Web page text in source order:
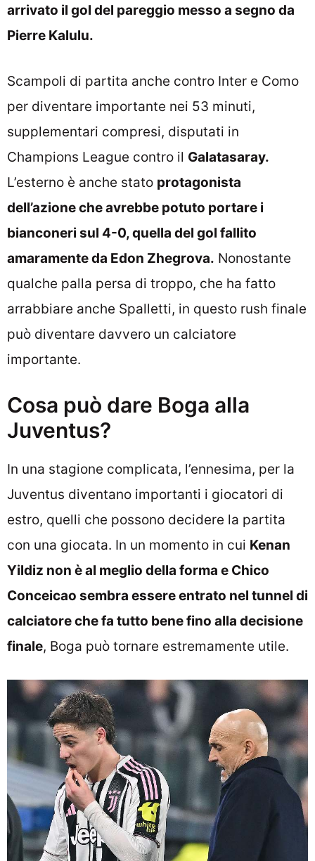
arrivato il gol del pareggio messo a segno da
Pierre Kalulu.
Scampoli di partita anche contro Inter e Como
per diventare importante nei 53 minuti,
supplementari compresi, disputati in
Champions League contro il Galatasaray.
L’esterno è anche stato protagonista
dell’azione che avrebbe potuto portare i
bianconeri sul 4-0, quella del gol fallito
amaramente da Edon Zhegrova. Nonostante
qualche palla persa di troppo, che ha fatto
arrabbiare anche Spalletti, in questo rush finale
può diventare davvero un calciatore
importante.
Cosa può dare Boga alla
Juventus?
In una stagione complicata, l’ennesima, per la
Juventus diventano importanti i giocatori di
estro, quelli che possono decidere la partita
con una giocata. In un momento in cui Kenan
Yildiz non è al meglio della forma e Chico
Conceicao sembra essere entrato nel tunnel di
calciatore che fa tutto bene fino alla decisione
finale, Boga può tornare estremamente utile.